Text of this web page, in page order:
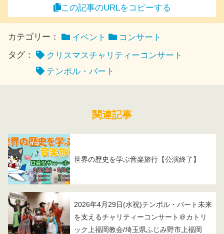
この記事のURLをコピーする
カテゴリー： イベント
コンサート
タグ：
クリスマスチャリティーコンサート
テンポル・バート
関連記事
世界の歴史を学ぶ音楽旅行【公演終了】
2026年4月29日(水祝)テンポル・バート未来
を支えるチャリティーコンサート＠カトリ
ック上福岡教会/埼玉県ふじみ野市上福岡